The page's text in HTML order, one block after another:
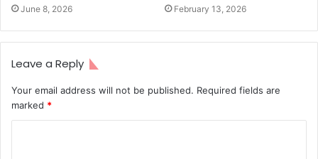
June 8, 2026 February 13, 2026
Leave a Reply
Your email address will not be published. Required fields are
marked *